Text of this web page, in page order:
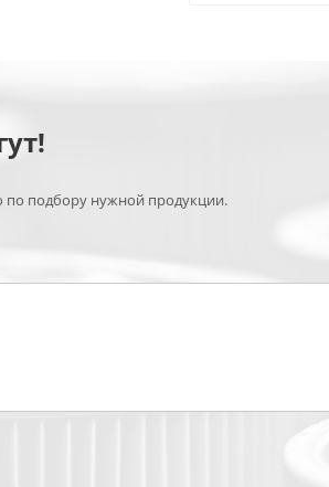
по подбору нужной продукции.